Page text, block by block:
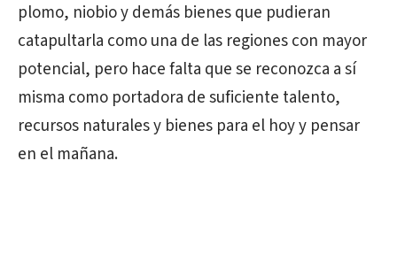
plomo, niobio y demás bienes que pudieran
catapultarla como una de las regiones con mayor
potencial, pero hace falta que se reconozca a sí
misma como portadora de suficiente talento,
recursos naturales y bienes para el hoy y pensar
en el mañana.